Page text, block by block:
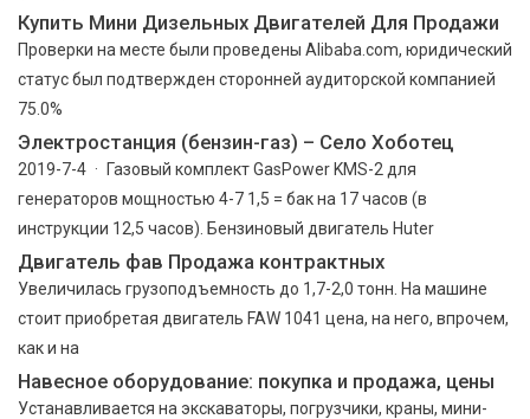
Купить Мини Дизельных Двигателей Для Продажи
Проверки на месте были проведены Alibaba.com, юридический
статус был подтвержден сторонней аудиторской компанией
75.0%
Электростанция (бензин-газ) – Село Хоботец
2019-7-4 · Газовый комплект GasPower KMS-2 для
генераторов мощностью 4-7 1,5 = бак на 17 часов (в
инструкции 12,5 часов). Бензиновый двигатель Huter
Двигатель фав Продажа контрактных
Увеличилась грузоподъемность до 1,7-2,0 тонн. На машине
стоит приобретая двигатель FAW 1041 цена, на него, впрочем,
как и на
Навесное оборудование: покупка и продажа, цены
Устанавливается на экскаваторы, погрузчики, краны, мини-